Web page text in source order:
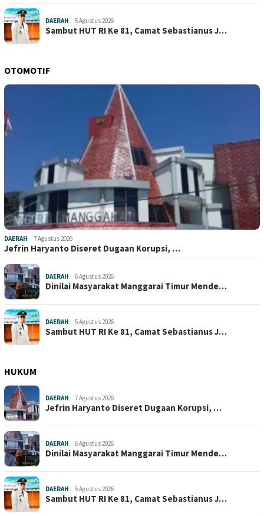
DAERAH 5 Agustus 2026
Sambut HUT RI Ke 81, Camat Sebastianus J…
OTOMOTIF
DAERAH 7 Agustus 2026
Jefrin Haryanto Diseret Dugaan Korupsi, …
DAERAH 6 Agustus 2026
Dinilai Masyarakat Manggarai Timur Mende…
DAERAH 5 Agustus 2026
Sambut HUT RI Ke 81, Camat Sebastianus J…
HUKUM
DAERAH 7 Agustus 2026
Jefrin Haryanto Diseret Dugaan Korupsi, …
DAERAH 6 Agustus 2026
Dinilai Masyarakat Manggarai Timur Mende…
DAERAH 5 Agustus 2026
Sambut HUT RI Ke 81, Camat Sebastianus J…